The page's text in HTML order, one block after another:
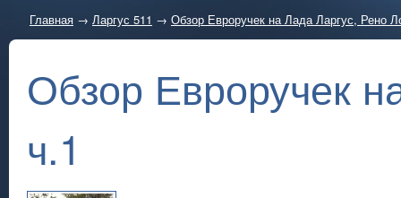
Главная → Ларгус 511 → Обзор Евроручек на Лада Ларгус, Рено
Обзор Евроручек
ч.1